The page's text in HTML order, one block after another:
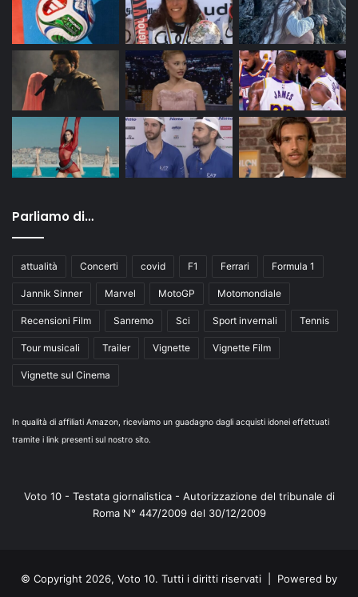
Parliamo di…
attualità Concerti covid F1 Ferrari Formula 1
Jannik Sinner Marvel MotoGP Motomondiale
Recensioni Film Sanremo Sci Sport invernali Tennis
Tour musicali Trailer Vignette Vignette Film
Vignette sul Cinema
In qualità di affiliati Amazon, riceviamo un guadagno dagli acquisti idonei effettuati
tramite i link presenti sul nostro sito.
Voto 10 - Testata giornalistica - Autorizzazione del tribunale di
Roma N° 447/2009 del 30/12/2009
© Copyright 2026, Voto 10. Tutti i diritti riservati | Powered by